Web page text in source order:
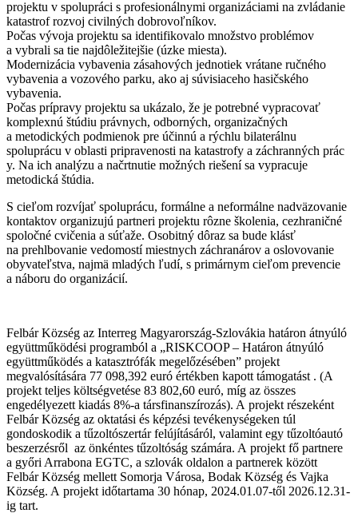
projektu v spolupráci s profesionálnymi organizáciami na zvládanie
katastrof rozvoj civilných dobrovoľníkov.
Počas vývoja projektu sa identifikovalo množstvo problémov
a vybrali sa tie najdôležitejšie (úzke miesta).
Modernizácia vybavenia zásahových jednotiek vrátane ručného
vybavenia a vozového parku, ako aj súvisiaceho hasičského
vybavenia.
Počas prípravy projektu sa ukázalo, že je potrebné vypracovať
komplexnú štúdiu právnych, odborných, organizačných
a metodických podmienok pre účinnú a rýchlu bilaterálnu
spoluprácu v oblasti pripravenosti na katastrofy a záchranných prác
y. Na ich analýzu a načrtnutie možných riešení sa vypracuje
metodická štúdia.
S cieľom rozvíjať spoluprácu, formálne a neformálne nadväzovanie
kontaktov organizujú partneri projektu rôzne školenia, cezhraničné
spoločné cvičenia a súťaže. Osobitný dôraz sa bude klásť
na prehlbovanie vedomostí miestnych záchranárov a oslovovanie
obyvateľstva, najmä mladých ľudí, s primárnym cieľom prevencie
a náboru do organizácií.
Felbár Község az Interreg Magyarország-Szlovákia határon átnyúló
együttműködési programból a „RISKCOOP – Határon átnyúló
együttműködés a katasztrófák megelőzésében” projekt
megvalósítására 77 098,392 euró értékben kapott támogatást . (A
projekt teljes költségvetése 83 802,60 euró, míg az összes
engedélyezett kiadás 8%-a társfinanszírozás). A projekt részeként
Felbár Község az oktatási és képzési tevékenységeken túl
gondoskodik a tűzoltószertár felújításáról, valamint egy tűzoltóautó
beszerzésről az önkéntes tűzoltóság számára. A projekt fő partnere
a győri Arrabona EGTC, a szlovák oldalon a partnerek között
Felbár Község mellett Somorja Városa, Bodak Község és Vajka
Község. A projekt időtartama 30 hónap, 2024.01.07-től 2026.12.31-
ig tart.